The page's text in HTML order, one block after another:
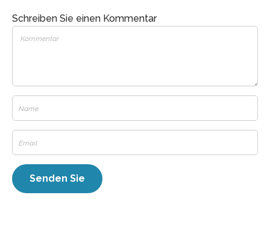
Schreiben Sie einen Kommentar